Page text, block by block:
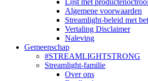
Lijst met
Algemene voorwaarden
Streamlight-beleid met
Vertaling Disclaimer
Naleving
Gemeenschap
#STREAMLIGHTSTRONG
Streamlight-familie
Over ons